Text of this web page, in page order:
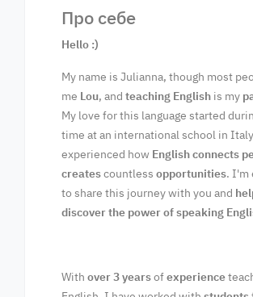
Про себе
Hello :)
My name is Julianna, though most
me Lou, and teaching English is my
My love for this language started
time at an international school in
experienced how English connects
createscountless opportunities. I'm
to share this journey with you and
discover the power of speaking
With over 3 yearsofexperience